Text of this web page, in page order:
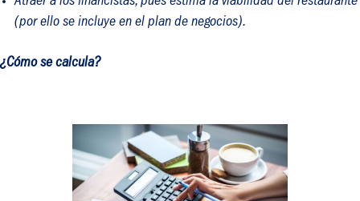
(por ello se incluye en el plan de negocios).
¿Cómo se calcula?